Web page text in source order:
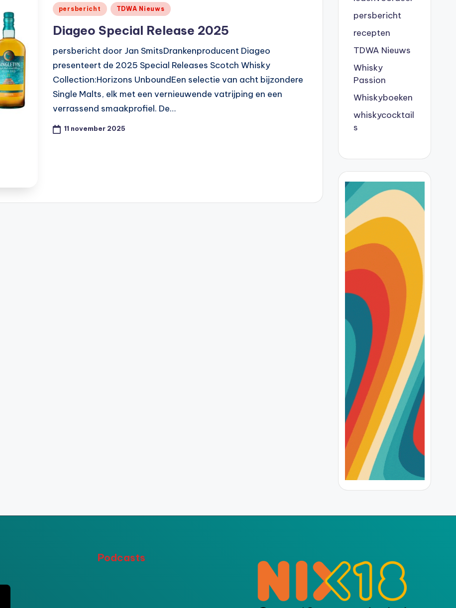
Geplaatst
persbericht TDWA Nieuws
Diageo Special Release 2025
persbericht door Jan SmitsDrankenproducent Diageo
presenteert de 2025 Special Releases Scotch Whisky
Collection:Horizons UnboundEen selectie van acht bijzondere
Single Malts, elk met een vernieuwende vatrijping en een
verrassend smaakprofiel. De…
11 november 2025
persbericht
recepten
TDWA Nieuws
Whisky
Passion
Whiskyboeken
whiskycocktail
s
Podcasts